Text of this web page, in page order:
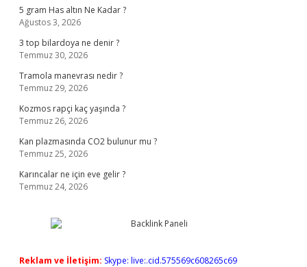
5 gram Has altın Ne Kadar ?
Ağustos 3, 2026
3 top bilardoya ne denir ?
Temmuz 30, 2026
Tramola manevrası nedir ?
Temmuz 29, 2026
Kozmos rapçi kaç yaşında ?
Temmuz 26, 2026
Kan plazmasında CO2 bulunur mu ?
Temmuz 25, 2026
Karıncalar ne için eve gelir ?
Temmuz 24, 2026
Reklam ve İletişim: Skype: live:.cid.575569c608265c69